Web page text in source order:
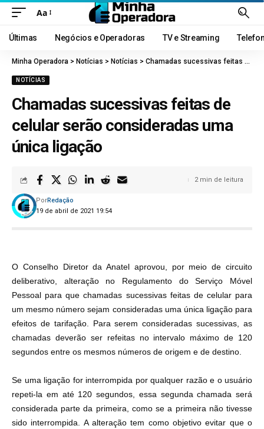
Aa
Últimas Negócios e Operadoras TV e Streaming
Minha Operadora > Notícias > Notícias > Chamadas sucessivas feitas de celular serão consideradas uma única ligação
NOTÍCIAS
Chamadas sucessivas feitas de
celular serão consideradas uma
única ligação
19 de abril de 2021 19:54
PorRedação
2 min de leitura
O Conselho Diretor da Anatel aprovou, por meio de circuito
deliberativo, alteração no Regulamento do Serviço Móvel
Pessoal para que chamadas sucessivas feitas de celular para
um mesmo número sejam consideradas uma única ligação para
efeitos de tarifação. Para serem consideradas sucessivas, as
chamadas deverão ser refeitas no intervalo máximo de 120
segundos entre os mesmos números de origem e de destino.
Se uma ligação for interrompida por qualquer razão e o usuário
repeti-la em até 120 segundos, essa segunda chamada será
considerada parte da primeira, como se a primeira não tivesse
sido interrompida. A alteração tem como objetivo evitar que o